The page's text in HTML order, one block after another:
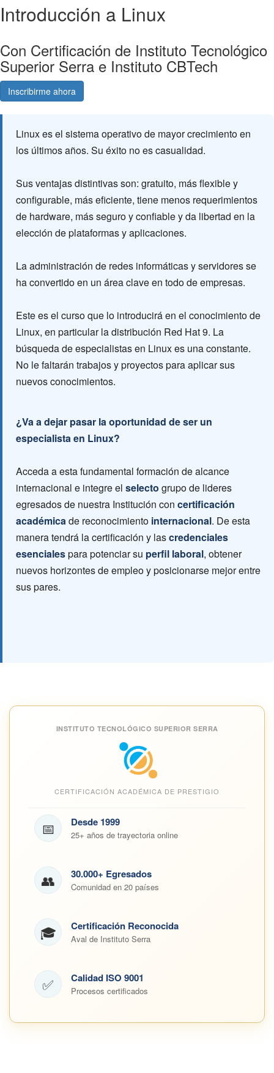
Introducción a Linux
Con Certificación de Instituto Tecnológico
Superior Serra e Instituto CBTech
Inscribirme ahora
Linux es el sistema operativo de mayor crecimiento en
los últimos años. Su éxito no es casualidad.
Sus ventajas distintivas son: gratuito, más flexible y
configurable, más eficiente, tiene menos requerimientos
de hardware, más seguro y confiable y da libertad en la
elección de plataformas y aplicaciones.
La administración de redes informáticas y servidores se
ha convertido en un área clave en todo de empresas.
Este es el curso que lo introducirá en el conocimiento de
Linux, en particular la distribución Red Hat 9. La
búsqueda de especialistas en Linux es una constante.
No le faltarán trabajos y proyectos para aplicar sus
nuevos conocimientos.
¿Va a dejar pasar la oportunidad de ser un
especialista en Linux?
Acceda a esta fundamental formación de alcance
internacional e integre el selecto grupo de lideres
egresados de nuestra Institución con certificación
académicade reconocimiento internacional. De esta
manera tendrá la certificación y lascredenciales
esencialespara potenciar su perfil laboral, obtener
nuevos horizontes de empleo y posicionarse mejor entre
sus pares.
INSTITUTO TECNOLÓGICO SUPERIOR SERRA
CERTIFICACIÓN ACADÉMICA DE PRESTIGIO
📅 Desde 1999
25+ años de trayectoria online
👥 30.000+ Egresados
Comunidad en 20 países
🎓 Certificación Reconocida
Aval de Instituto Serra
✅ Calidad ISO 9001
Procesos certificados